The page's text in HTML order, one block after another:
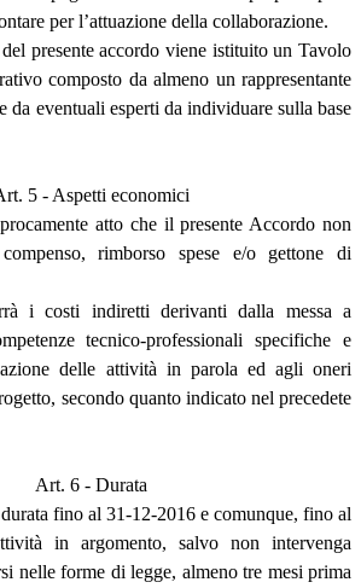
per l’attuazione della collaborazione.
presente accordo viene istituito un Tavolo
composto da almeno un rappresentante
da eventuali esperti da individuare sulla base
5 - Aspetti economici
atto che il presente Accordo non
rimborso spese e/o gettone di
i costi indiretti derivanti dalla messa a
tecnico-professionali specifiche e
delle attività in parola ed agli oneri
secondo quanto indicato nel precedete
Art. 6 - Durata
fino al 31-12-2016 e comunque, fino al
in argomento, salvo non intervenga
nelle forme di legge, almeno tre mesi prima